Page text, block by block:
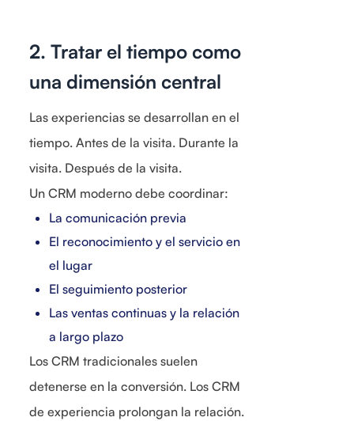
2. Tratar el tiempo como
una dimensión central
Las experiencias se desarrollan en el
tiempo. Antes de la visita. Durante la
visita. Después de la visita.
Un CRM moderno debe coordinar:
La comunicación previa
El reconocimiento y el servicio en
el lugar
El seguimiento posterior
Las ventas continuas y la relación
a largo plazo
Los CRM tradicionales suelen
detenerse en la conversión. Los CRM
de experiencia prolongan la relación.